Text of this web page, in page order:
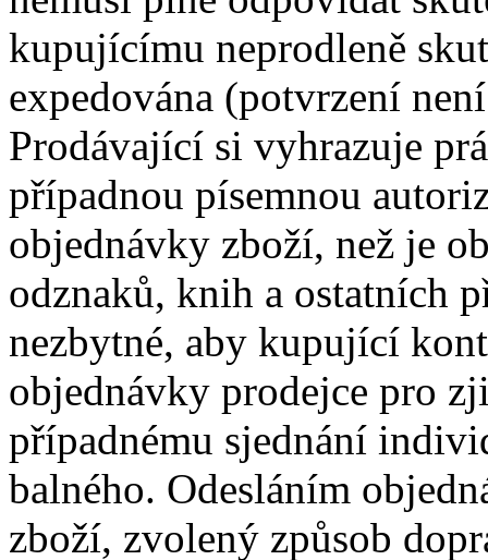
kupujícímu neprodleně
expedována (potvrzení
Prodávající si vyhrazuje
případnou písemnou
objednávky zboží, než je
odznaků, knih a ostatních
nezbytné, aby kupující
objednávky prodejce pro
případnému sjednání
balného. Odesláním
zboží, zvolený způsob